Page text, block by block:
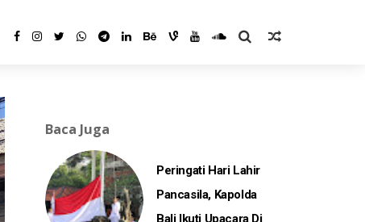
Baca Juga
Peringati Hari Lahir
Pancasila, Kapolda
Bali Ikuti Upacara Di